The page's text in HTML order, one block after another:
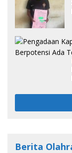
Berita